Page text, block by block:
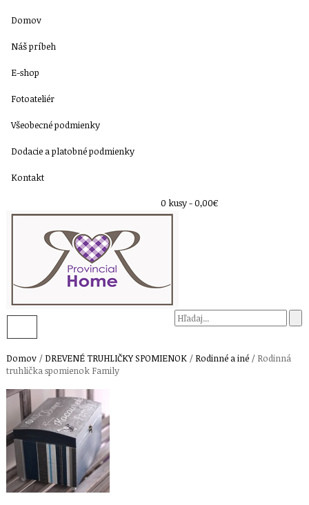
Domov
Náš príbeh
E-shop
Fotoateliér
Všeobecné podmienky
Dodacie a platobné podmienky
Kontakt
0 kusy -0,00€
Domov / DREVENÉ TRUHLIČKY SPOMIENOK / Rodinné a iné / Rodinná
truhlička spomienok Family